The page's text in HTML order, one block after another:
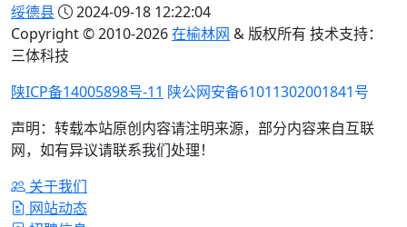
绥德县
2024-09-18 12:22:04
Copyright © 2010-2026在榆林网 & 版权所有 技术支持：
三体科技
陕ICP备14005898号-11 陕公网安备61011302001841号
声明：转载本站原创内容请注明来源，部分内容来自互联
网，如有异议请联系我们处理！
关于我们
网站动态